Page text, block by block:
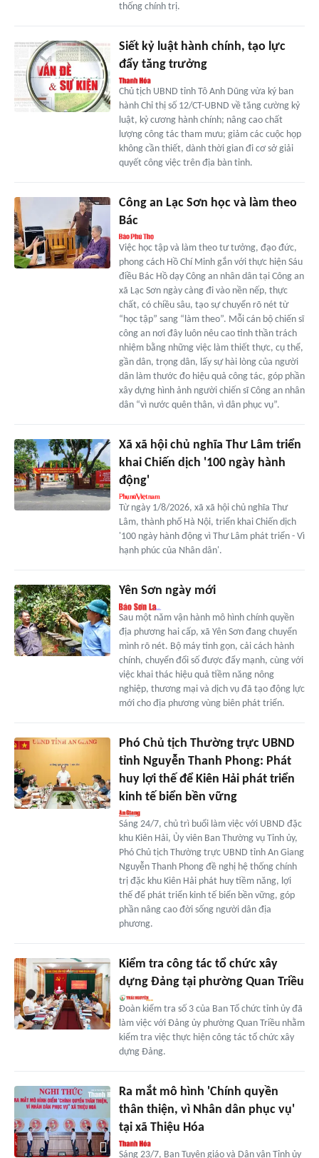
thống chính trị.
Siết kỷ luật hành chính, tạo lực
đẩy tăng trưởng
Chủ tịch UBND tỉnh Tô Anh Dũng vừa ký ban
hành Chỉ thị số 12/CT-UBND về tăng cường kỷ
luật, kỷ cương hành chính; nâng cao chất
lượng công tác tham mưu; giảm các cuộc họp
không cần thiết, dành thời gian đi cơ sở giải
quyết công việc trên địa bàn tỉnh.
Công an Lạc Sơn học và làm theo
Bác
Việc học tập và làm theo tư tưởng, đạo đức,
phong cách Hồ Chí Minh gắn với thực hiện Sáu
điều Bác Hồ dạy Công an nhân dân tại Công an
xã Lạc Sơn ngày càng đi vào nền nếp, thực
chất, có chiều sâu, tạo sự chuyển rõ nét từ
“học tập” sang “làm theo”. Mỗi cán bộ chiến sĩ
công an nơi đây luôn nêu cao tinh thần trách
nhiệm bằng những việc làm thiết thực, cụ thể,
gần dân, trọng dân, lấy sự hài lòng của người
dân làm thước đo hiệu quả công tác, góp phần
xây dựng hình ảnh người chiến sĩ Công an nhân
dân “vì nước quên thân, vì dân phục vụ”.
Xã xã hội chủ nghĩa Thư Lâm triển
khai Chiến dịch '100 ngày hành
động'
Từ ngày 1/8/2026, xã xã hội chủ nghĩa Thư
Lâm, thành phố Hà Nội, triển khai Chiến dịch
'100 ngày hành động vì Thư Lâm phát triển - Vì
hạnh phúc của Nhân dân'.
Yên Sơn ngày mới
Sau một năm vận hành mô hình chính quyền
địa phương hai cấp, xã Yên Sơn đang chuyển
mình rõ nét. Bộ máy tinh gọn, cải cách hành
chính, chuyển đổi số được đẩy mạnh, cùng với
việc khai thác hiệu quả tiềm năng nông
nghiệp, thương mại và dịch vụ đã tạo động lực
mới cho địa phương vùng biên phát triển.
Phó Chủ tịch Thường trực UBND
tỉnh Nguyễn Thanh Phong: Phát
huy lợi thế để Kiên Hải phát triển
kinh tế biển bền vững
Sáng 24/7, chủ trì buổi làm việc với UBND đặc
khu Kiên Hải, Ủy viên Ban Thường vụ Tỉnh ủy,
Phó Chủ tịch Thường trực UBND tỉnh An Giang
Nguyễn Thanh Phong đề nghị hệ thống chính
trị đặc khu Kiên Hải phát huy tiềm năng, lợi
thế để phát triển kinh tế biển bền vững, góp
phần nâng cao đời sống người dân địa
phương.
Kiểm tra công tác tổ chức xây
dựng Đảng tại phường Quan Triều
Đoàn kiểm tra số 3 của Ban Tổ chức tỉnh ủy đã
làm việc với Đảng ủy phường Quan Triều nhằm
kiểm tra việc thực hiện công tác tổ chức xây
dựng Đảng.
Ra mắt mô hình 'Chính quyền
thân thiện, vì Nhân dân phục vụ'
tại xã Thiệu Hóa
Sáng 23/7, Ban Tuyên giáo và Dân vận Tỉnh ủy